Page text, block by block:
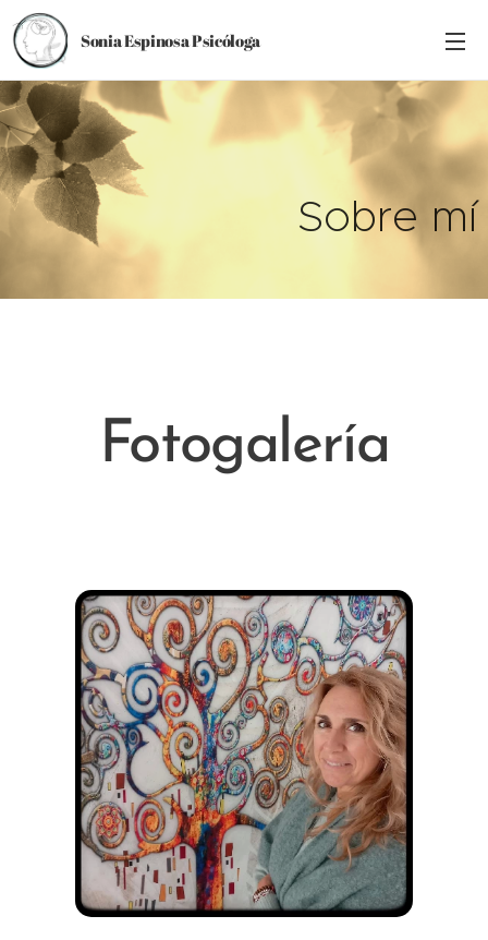
Sonia Espinosa Psicóloga
Sobre mí
Fotogalería